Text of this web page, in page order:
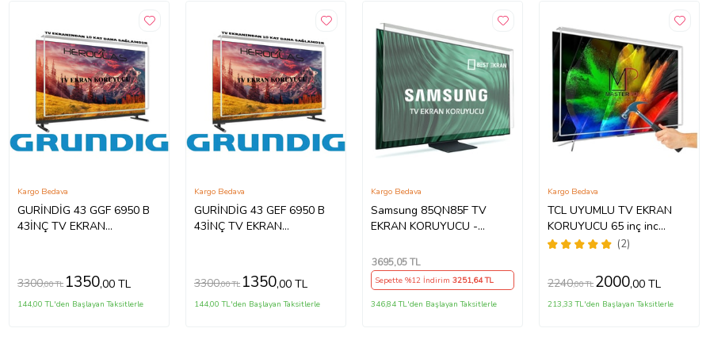
GURİNDİG 43 GGF 6950 B
43İNÇ TV EKRAN
Kargo Bedava
3300,00 TL 1350,00 TL
144,00 TL'den Başlayan Taksitlerle
GURİNDİG 43 GEF 6950 B
43İNÇ TV EKRAN
Kargo Bedava
3300,00 TL 1350,00 TL
144,00 TL'den Başlayan Taksitlerle
Samsung 85QN85F TV
EKRAN KORUYUCU -
Ekran Tv ekran Koruyucu
QE85QN85FAUXTK
Kargo Bedava
3695,05 TL
Sepette %12 İndirim3251,64 TL
346,84 TL'den Başlayan Taksitlerle
TCL UYUMLU TV EKRAN
KORUYUCU 65 inç inc
65C735 C735 TCL QLED 4K
(2)
Kargo Bedava
2240,00 TL 2000,00 TL
213,33 TL'den Başlayan Taksitlerle